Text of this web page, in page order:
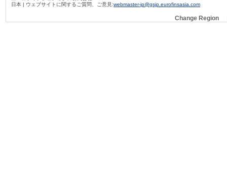
日本 | ウェブサイトに関するご質問、ご意見:webmaster-jp@gsjp.eurofinsasia.com
Change Region